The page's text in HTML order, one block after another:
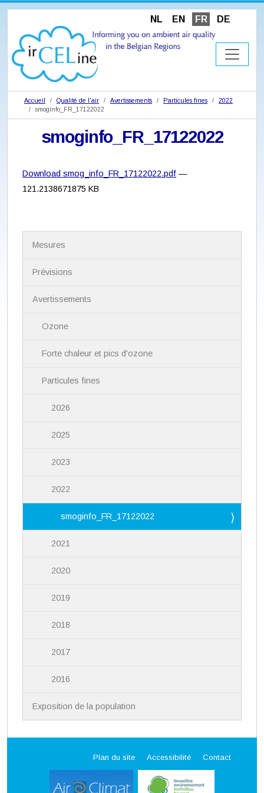
NL EN FR DE
Accueil Qualité de l'air Avertissements Particules fines
2022
smoginfo_FR_17122022
smoginfo_FR_17122022
Download smog_info_FR_17122022.pdf —
121.2138671875 KB
Mesures
Prévisions
Avertissements
Ozone
Forte chaleur et pics d'ozone
Particules fines
2026
2025
2023
2022
smoginfo_FR_17122022
2021
2020
2019
2018
2017
2016
Exposition de la population
Plan du site Accessibilité Contact